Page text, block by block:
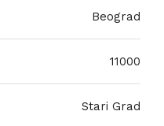
Beograd
11000
Stari Grad